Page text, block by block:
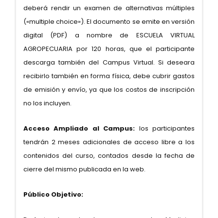
deberá rendir un examen de alternativas múltiples
(«multiple choice»). El documento se emite en versión
digital (PDF) a nombre de ESCUELA VIRTUAL
AGROPECUARIA por 120 horas, que el participante
descarga también del Campus Virtual. Si deseara
recibirlo también en forma física, debe cubrir gastos
de emisión y envío, ya que los costos de inscripción
no los incluyen.
Acceso Ampliado al Campus: los participantes
tendrán 2 meses adicionales de acceso libre a los
contenidos del curso, contados desde la fecha de
cierre del mismo publicada en la web.
Público Objetivo: